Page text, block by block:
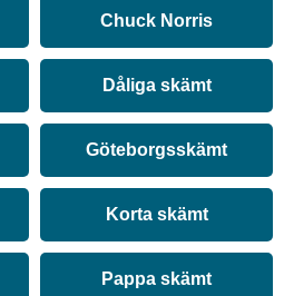
Chuck Norris
Dåliga skämt
Göteborgsskämt
Korta skämt
Pappa skämt